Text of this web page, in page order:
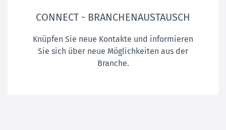
CONNECT - BRANCHENAUSTAUSCH
Knüpfen Sie neue Kontakte und informieren
Sie sich über neue Möglichkeiten aus der
Branche.